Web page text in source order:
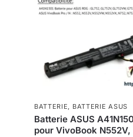
BATTERIE, BATTERIE ASUS
Batterie ASUS
pour VivoBook N552V,